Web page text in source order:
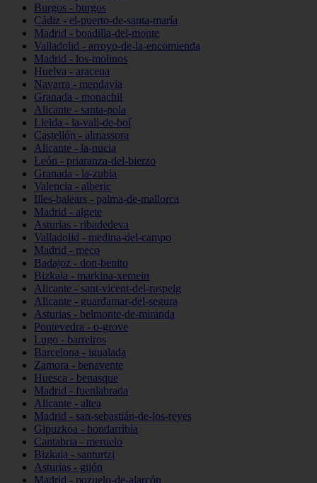
Burgos - burgos
Cádiz - el-puerto-de-santa-maría
Madrid - boadilla-del-monte
Valladolid - arroyo-de-la-encomienda
Madrid - los-molinos
Huelva - aracena
Navarra - mendavia
Granada - monachil
Alicante - santa-pola
Lleida - la-vall-de-boí
Castellón - almassora
Alicante - la-nucia
León - priaranza-del-bierzo
Granada - la-zubia
Valencia - alberic
Illes-balears - palma-de-mallorca
Madrid - algete
Asturias - ribadedeva
Valladolid - medina-del-campo
Madrid - meco
Badajoz - don-benito
Bizkaia - markina-xemein
Alicante - sant-vicent-del-raspeig
Alicante - guardamar-del-segura
Asturias - belmonte-de-miranda
Pontevedra - o-grove
Lugo - barreiros
Barcelona - igualada
Zamora - benavente
Huesca - benasque
Madrid - fuenlabrada
Alicante - altea
Madrid - san-sebastián-de-los-reyes
Gipuzkoa - hondarribia
Cantabria - meruelo
Bizkaia - santurtzi
Asturias - gijón
Madrid - pozuelo-de-alarcón